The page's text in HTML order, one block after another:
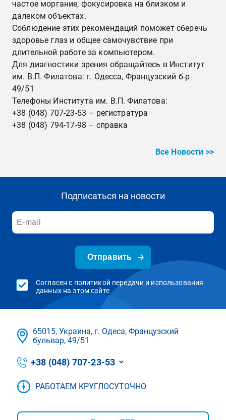
частое моргание, фокусировка на близком и
далеком объектах.
Соблюдение этих рекомендаций поможет сберечь
здоровье глаз и общее самочувствие при
длительной работе за компьютером.
Для диагностики зрения обращайтесь в Институт
им. В.П. Филатова: г. Одесса, Французский б-р
49/51
Телефоны Института им. В.П. Филатова:
+38 (048) 707-23-53 – регистратура
+38 (048) 794-17-98 – справка
Все Новости >>
Подписаться на новости
Отправить
Согласен с политикой передачи и использования
данных на этом сайте
65015, Украина, г. Одеса, Французский
бульвар, 49/51
+38 (048) 707-23-53
РАБОТАЕМ КРУГЛОСУТОЧНО